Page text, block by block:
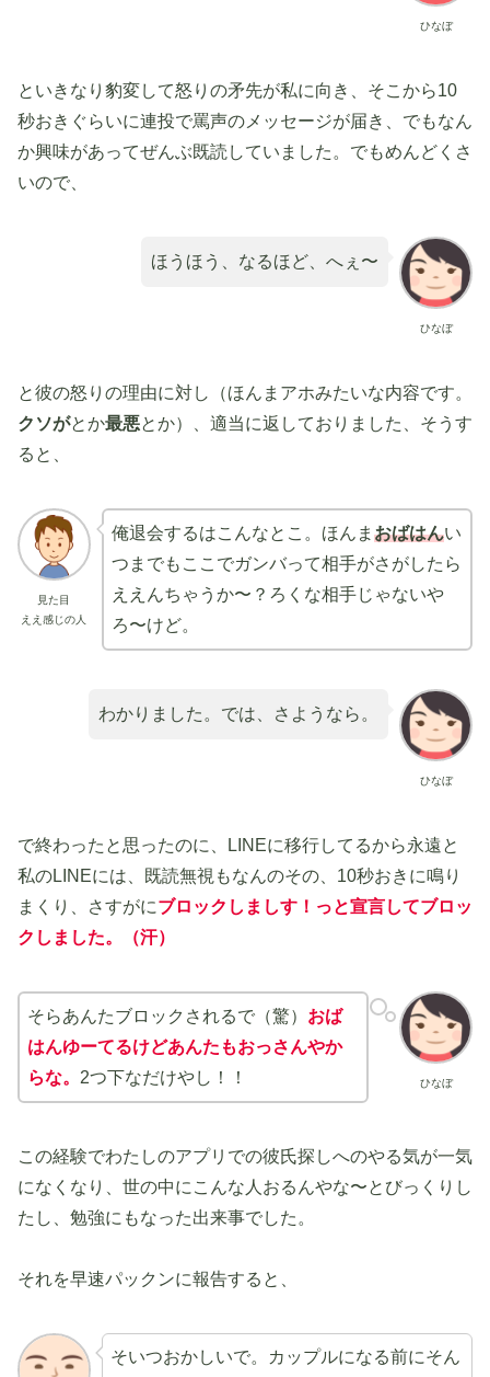
ひなぼ
といきなり豹変して怒りの矛先が私に向き、そこから10
秒おきぐらいに連投で罵声のメッセージが届き、でもなん
か興味があってぜんぶ既読していました。でもめんどくさ
いので、
ひなぼ
ほうほう、なるほど、へぇ〜
と彼の怒りの理由に対し（ほんまアホみたいな内容です。
クソがとか最悪とか）、適当に返しておりました、そうす
ると、
見た目
ええ感じの人
俺退会するはこんなとこ。ほんま おばはんい
つまでもここでガンバって相手がさがしたら
ええんちゃうか〜？ろくな相手じゃないや
ろ〜けど。
ひなぼ
わかりました。では、さようなら。
で終わったと思ったのに、LINEに移行してるから永遠と
私のLINEには、既読無視もなんのその、10秒おきに鳴り
まくり、さすがにブロックしましす！っと宣言してブロッ
クしました。（汗）
ひなぼ
そらあんたブロックされるで（驚） おば
はんゆーてるけどあんたもおっさんやか
らな。 2つ下なだけやし！！
この経験でわたしのアプリでの彼氏探しへのやる気が一気
になくなり、世の中にこんな人おるんやな〜とびっくりし
たし、勉強にもなった出来事でした。
それを早速パックンに報告すると、
そいつおかしいで。カップルになる前にそん